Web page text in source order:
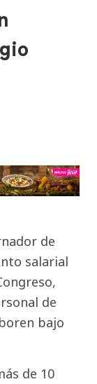
de
salarial
de
bajo
de 10